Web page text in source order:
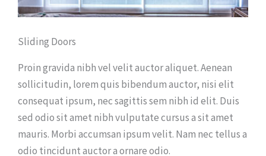
Sliding Doors
Proin gravida nibh vel velit auctor aliquet. Aenean
sollicitudin, lorem quis bibendum auctor, nisi elit
consequat ipsum, nec sagittis sem nibh id elit. Duis
sed odio sit amet nibh vulputate cursus a sit amet
mauris. Morbi accumsan ipsum velit. Nam nec tellus a
odio tincidunt auctor a ornare odio.